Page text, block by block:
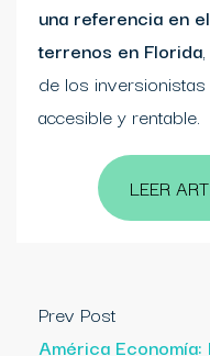
una referencia en
terrenos en Florida
de los
accesible y rentable.
LEER
Prev Post
América